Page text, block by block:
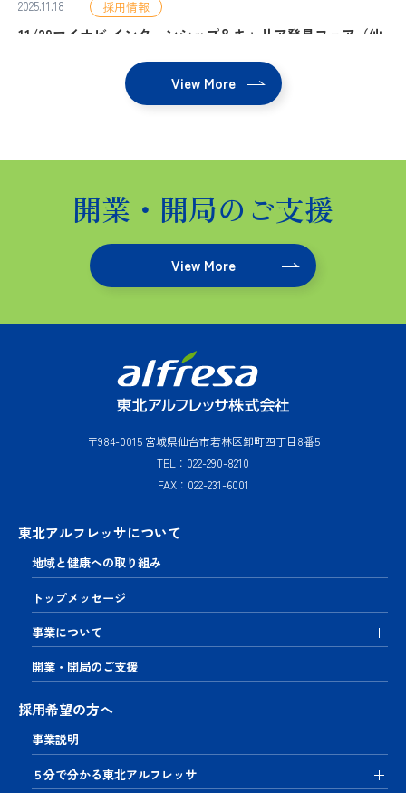
2025.11.18 採用情報
11/29マイナビ インターンシップ＆キャリア発見フェア（仙
View More
開業・開局のご支援
View More
〒984-0015 宮城県仙台市若林区卸町四丁目8番5
TEL：022-290-8210
FAX：022-231-6001
東北アルフレッサについて
地域と健康への取り組み
トップメッセージ
事業について
開業・開局のご支援
採用希望の方へ
事業説明
５分で分かる東北アルフレッサ